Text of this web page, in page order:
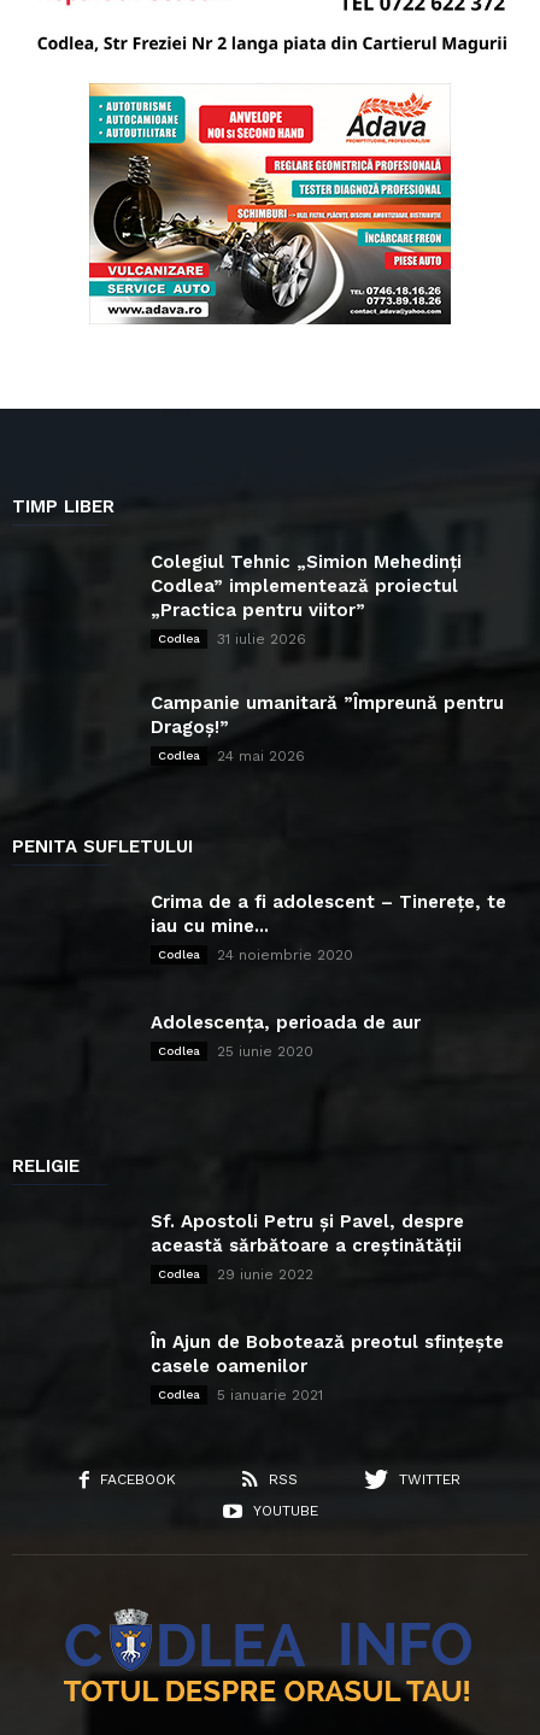
TIMP LIBER
Colegiul Tehnic „Simion Mehedinți
Codlea” implementează proiectul
„Practica pentru viitor”
Codlea 31 iulie 2026
Campanie umanitară ”Împreună pentru
Dragoș!”
Codlea 24 mai 2026
PENITA SUFLETULUI
Crima de a fi adolescent – Tinerețe, te
iau cu mine...
Codlea 24 noiembrie 2020
Adolescența, perioada de aur
Codlea 25 iunie 2020
RELIGIE
Sf. Apostoli Petru și Pavel, despre
această sărbătoare a creștinătății
Codlea 29 iunie 2022
În Ajun de Bobotează preotul sfințește
casele oamenilor
Codlea 5 ianuarie 2021
FACEBOOK RSS
TWITTER
YOUTUBE